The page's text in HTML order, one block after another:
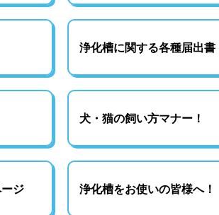
浄化槽に関する各種届出書
犬・猫の飼い方マナー！
ジ 浄化槽をお使いの皆様へ！